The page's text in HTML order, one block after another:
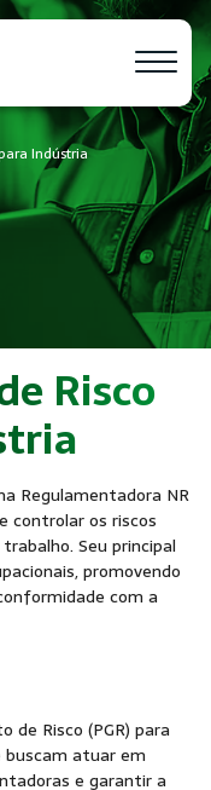
Indústria
Risco
Regulamentadora NR
controlar os riscos
Seu principal
promovendo
com a
de Risco (PGR) para
buscam atuar em
e garantir a